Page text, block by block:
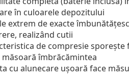
în culoarele depozitului
extrem de exacte
realizând cutii
de compresie
măsoară îmbrăcămintea
cu alunecare ușoară face